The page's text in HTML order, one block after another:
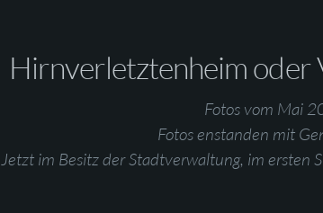
Hirnverletztenheim
Fotos vom Mai
Fotos enstanden mit
Jetzt im Besitz der Stadtverwaltung, im ersten